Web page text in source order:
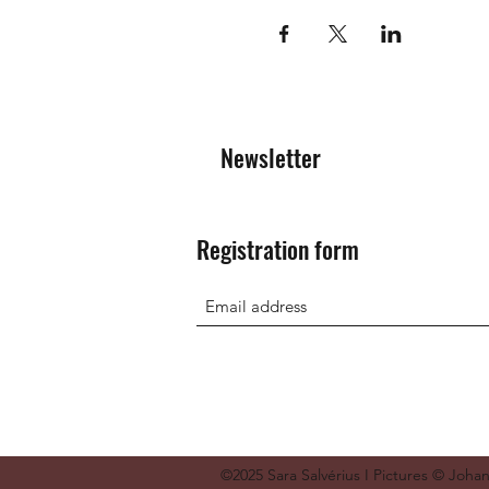
Newsletter
Registration form
©2025 Sara Salvérius I Pictures ©